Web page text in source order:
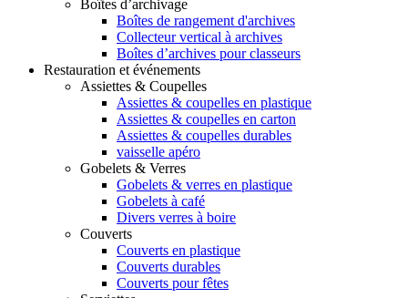
Boîtes d’archivage
Boîtes de rangement d'archives
Collecteur vertical à archives
Boîtes d’archives pour classeurs
Restauration et événements
Assiettes & Coupelles
Assiettes & coupelles en plastique
Assiettes & coupelles en carton
Assiettes & coupelles durables
vaisselle apéro
Gobelets & Verres
Gobelets & verres en plastique
Gobelets à café
Divers verres à boire
Couverts
Couverts en plastique
Couverts durables
Couverts pour fêtes